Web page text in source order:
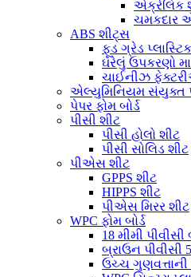
એક્રેલિક
ચમકદાર
ABS શીટ્સ
ફૂડ ગ્રેડ
ઘરેલું ઉપકરણો
ચાઈનીઝ
એલ્યુમિનિયમ સંયુક્ત
પેપર ફોમ બોર્ડ
પીસી શીટ
પીસી હોલો શીટ
પીસી સોલિડ શીટ
પીએસ શીટ
GPPS શીટ
HIPPS શીટ
પીએસ મિરર શીટ
WPC ફોમ બોર્ડ
18 મીમી પીવીસી
બ્રાઉન પીવીસી
ઉચ્ચ ગુણવત્તાની